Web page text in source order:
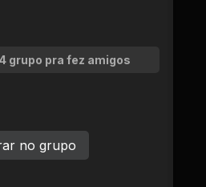
grupo pra fez amigos
no grupo